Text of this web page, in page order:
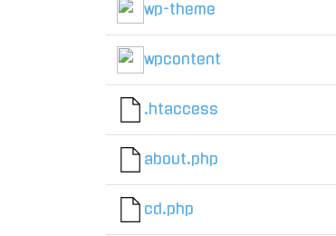
wp-theme
wpcontent
.htaccess
about.php
cd.php